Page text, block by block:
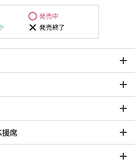
発売中
発売終了
席